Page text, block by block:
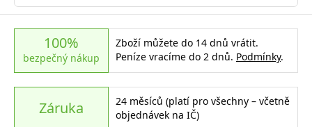
100%
bezpečný nákup
Zboží můžete do 14 dnů vrátit.
Peníze vracíme do 2 dnů. Podmínky.
Záruka
24 měsíců (platí pro všechny – včetně
objednávek na IČ)